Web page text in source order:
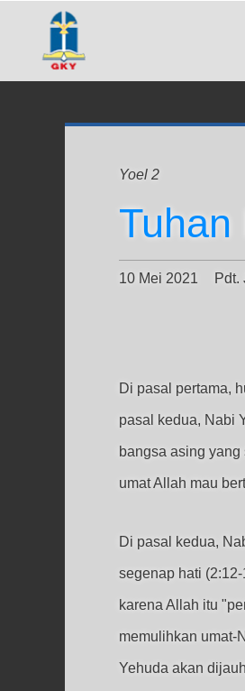
Yoel 2
10 Mei 2021 Pdt.
Di pasal pertama,
pasal kedua, Nabi
bangsa asing
umat Allah mau
Di pasal kedua,
segenap hati
karena Allah itu
memulihkan umat-
Yehuda akan